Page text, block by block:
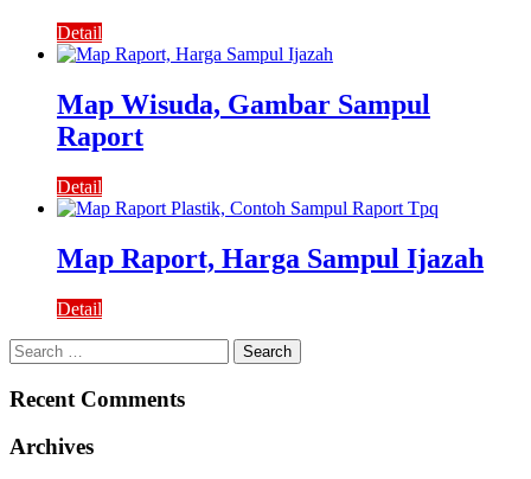
Detail
Map Wisuda, Gambar Sampul
Raport
Detail
Map Raport, Harga Sampul Ijazah
Detail
Search
for:
Recent Comments
Archives